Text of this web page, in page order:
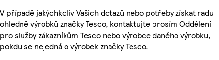
V případě jakýchkoliv Vašich dotazů nebo potřeby získat radu
ohledně výrobků značky Tesco, kontaktujte prosím Oddělení
pro služby zákazníkům Tesco nebo výrobce daného výrobku,
pokdu se nejedná o výrobek značky Tesco.